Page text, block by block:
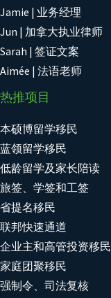
Jamie | 业务经理
Jun | 加拿大执业律师
Sarah | 签证文案
Aimée | 法语老师
热推项目
本硕博留学移民
蓝领留学移民
低龄留学及家长陪读
旅签、学签和工签
省提名移民
联邦快速通道
企业主和高管投资移民
家庭团聚移民
强制令、司法复核